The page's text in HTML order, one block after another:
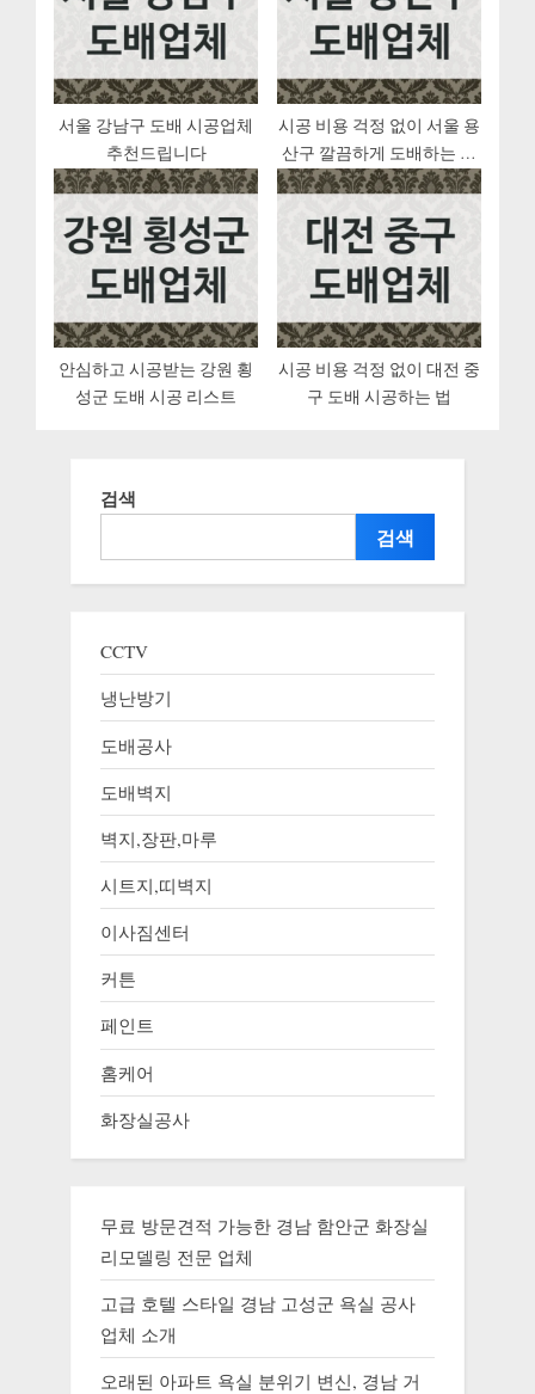
서울 강남구 도배 시공업체
추천드립니다
시공 비용 걱정 없이 서울 용
산구 깔끔하게 도배하는 방
법
안심하고 시공받는 강원 횡
성군 도배 시공 리스트
시공 비용 걱정 없이 대전 중
구 도배 시공하는 법
검색
검색
CCTV
냉난방기
도배공사
도배벽지
벽지,장판,마루
시트지,띠벽지
이사짐센터
커튼
페인트
홈케어
화장실공사
무료 방문견적 가능한 경남 함안군 화장실
리모델링 전문 업체
고급 호텔 스타일 경남 고성군 욕실 공사
업체 소개
오래된 아파트 욕실 분위기 변신, 경남 거